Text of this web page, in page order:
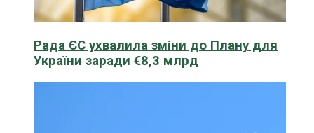
Рада ЄС ухвалила зміни до Плану для
України заради €8,3 млрд